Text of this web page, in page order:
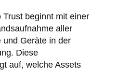
beginnt mit einer
aller
und Geräte in der
Diese
auf, welche Assets